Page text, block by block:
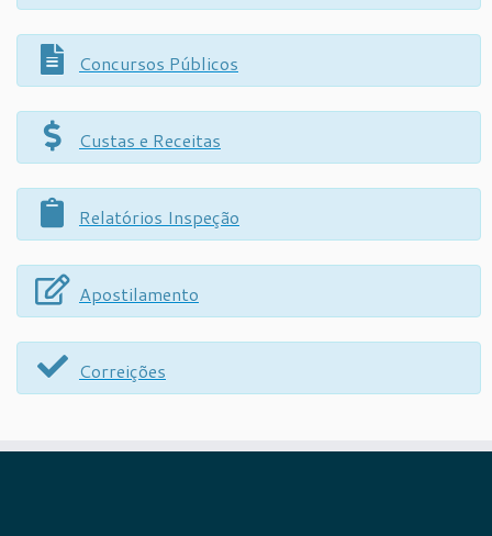
Concursos Públicos
Custas e Receitas
Relatórios Inspeção
Apostilamento
Correições